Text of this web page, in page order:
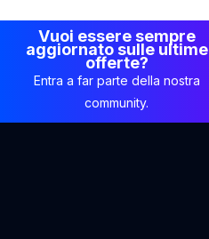
Vuoi essere sempre
aggiornato sulle ultime
offerte?
Entra a far parte della nostra
community.